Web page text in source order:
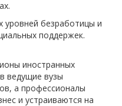
уровней безработицы и
поддержек.
иностранных
ведущие вузы
а профессионалы
и устраиваются на